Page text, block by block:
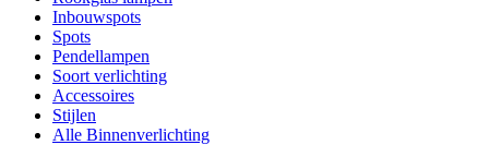
Inbouwspots
Spots
Pendellampen
Soort verlichting
Accessoires
Stijlen
Alle Binnenverlichting